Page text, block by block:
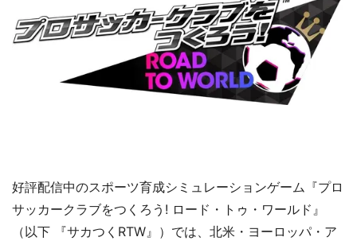
好評配信中のスポーツ育成シミュレーションゲーム『プロ
サッカークラブをつくろう! ロード・トゥ・ワールド』
（以下 『サカつくRTW』）では、北米・ヨーロッパ・ア